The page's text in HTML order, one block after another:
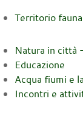
Territorio
Natura in città
Educazione
Acqua fiumi e
Incontri e